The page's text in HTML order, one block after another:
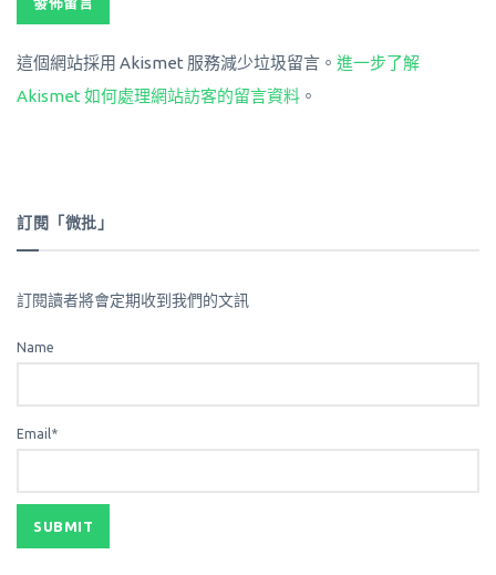
這個網站採用 Akismet 服務減少垃圾留言。 進一步了解
Akismet 如何處理網站訪客的留言資料 。
訂閱「微批」
訂閱讀者將會定期收到我們的文訊
Name
Email*